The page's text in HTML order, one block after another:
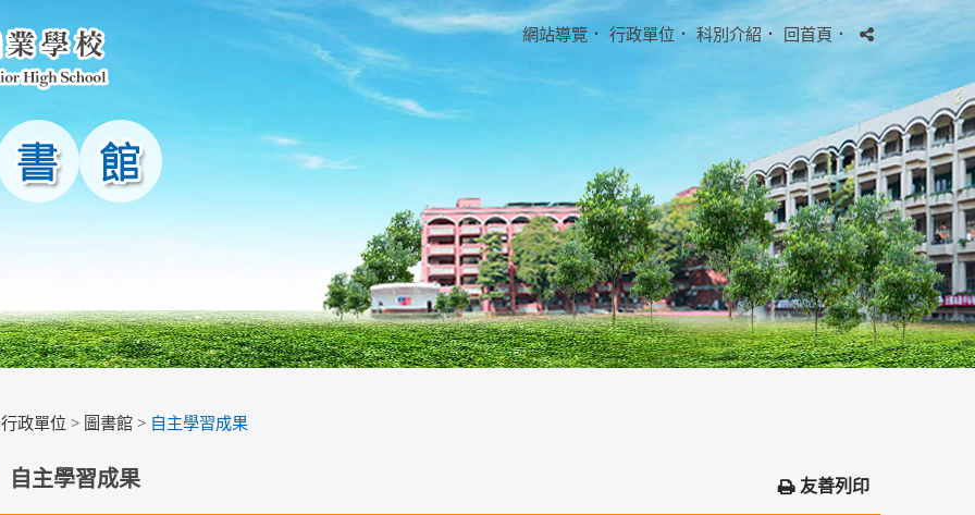
網站導覽 ． 行政單位 ． 科別介紹． 回首頁．
行政單位 > 圖書館 > 自主學習成果
自主學習成果 友善列印